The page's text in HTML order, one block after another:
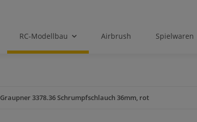
RC-Modellbau Airbrush Spielwaren
Graupner 3378.36 Schrumpfschlauch 36mm, rot